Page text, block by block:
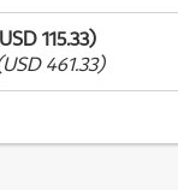
115.33)
461.33)